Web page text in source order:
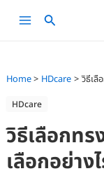
Main
Home HDcare วิธีเลื
HDcare
วิธีเลือกท
เลือกอย่าง